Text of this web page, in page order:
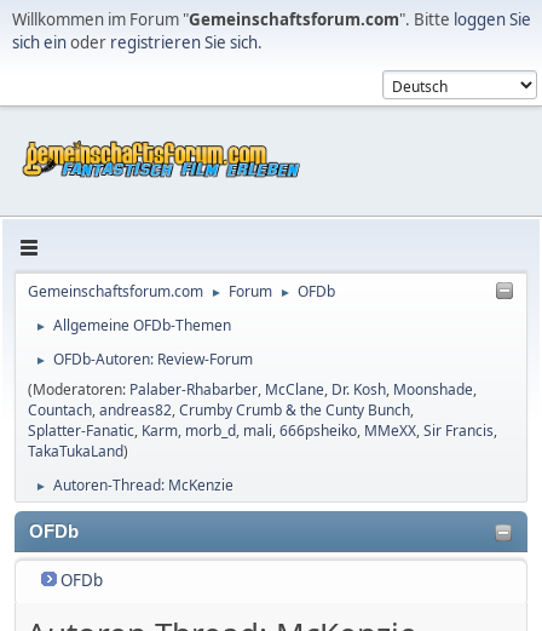
Willkommen im Forum "Gemeinschaftsforum.com". Bitte loggen Sie
sich einoder registrieren Sie sich.
Gemeinschaftsforum.com ► Forum ► OFDb
► Allgemeine OFDb-Themen
►
OFDb-Autoren: Review-Forum
(Moderatoren: Palaber-Rhabarber, McClane, Dr. Kosh, Moonshade,
Countach,andreas82,Crumby Crumb & the Cunty Bunch,
Splatter-Fanatic, Karm, morb_d, mali,666psheiko, MMeXX,Sir Francis,
TakaTukaLand)
► Autoren-Thread: McKenzie
OFDb
OFDb